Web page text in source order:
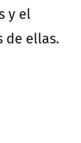
y el
de ellas.